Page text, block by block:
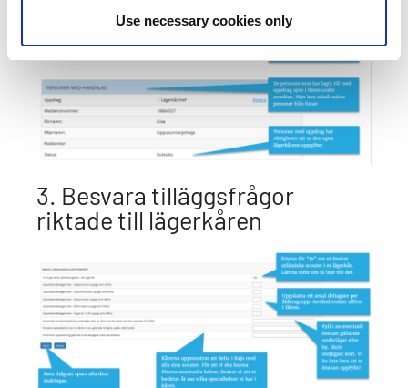
Use necessary cookies only
3. Besvara tilläggsfrågor
riktade till lägerkåren